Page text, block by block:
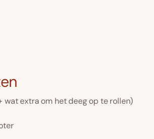
wat extra om het deeg op te rollen)